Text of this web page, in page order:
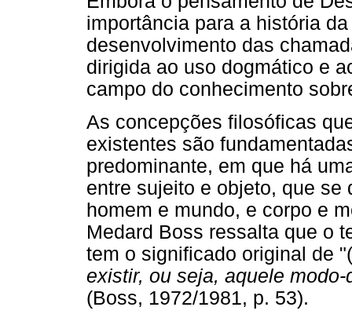
importância para a história
desenvolvimento das
dirigida ao uso dogmático e
campo do conhecimento
As concepções filosóficas
existentes são
predominante, em que há
entre sujeito e objeto, que se
homem e mundo, e corpo e
Medard Boss ressalta que o
tem o significado original de
existir, ou seja, aquele
(Boss, 1972/1981, p. 53).